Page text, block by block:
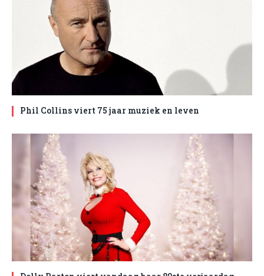
Phil Collins viert 75 jaar muziek en leven